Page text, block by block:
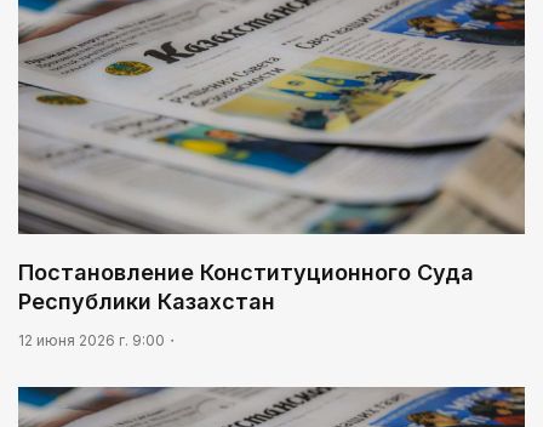
Постановление Конституционного Суда
Республики Казахстан
12 июня 2026 г. 9:00